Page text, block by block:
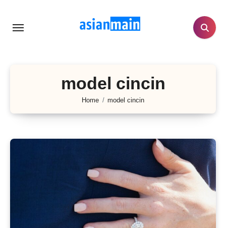
model cincin
Home model cincin